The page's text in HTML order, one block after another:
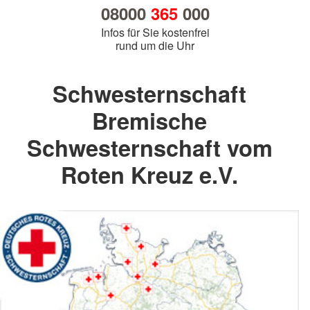
08000 365000
Infos für Sie kostenfrei
rund um die Uhr
Schwesternschaft
Bremische
Schwesternschaft vom
Roten Kreuz e.V.